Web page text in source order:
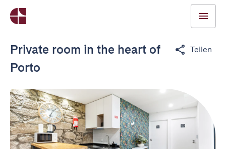
Private room in the heart of
Porto
Teilen